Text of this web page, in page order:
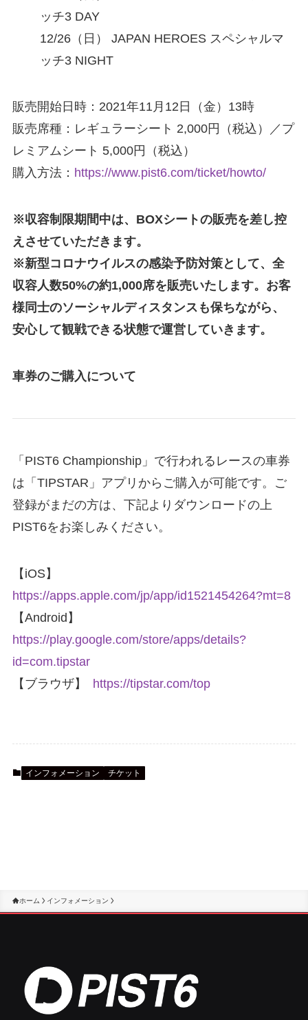
ッチ3 DAY
12/26（⽇） JAPAN HEROES スペシャルマ
ッチ3 NIGHT
販売開始日時：2021年11月12日（金）13時
販売席種：レギュラーシート 2,000円（税込）／プ
レミアムシート 5,000円（税込）
購入方法： https://www.pist6.com/ticket/howto/
※収容制限期間中は、BOXシートの販売を差し控
えさせていただきます。
※新型コロナウイルスの感染予防対策として、全
収容人数50%の約1,000席を販売いたします。お客
様同士のソーシャルディスタンスも保ちながら、
安心して観戦できる状態で運営していきます。
車券のご購入について
「PIST6 Championship」で行われるレースの車券
は「TIPSTAR」アプリからご購入が可能です。ご
登録がまだの方は、下記よりダウンロードの上
PIST6をお楽しみください。
【iOS】
https://apps.apple.com/jp/app/id1521454264?mt=8
【Android】
https://play.google.com/store/apps/details?
id=com.tipstar
【ブラウザ】 https://tipstar.com/top
インフォメーション チケット
ホーム インフォメーション